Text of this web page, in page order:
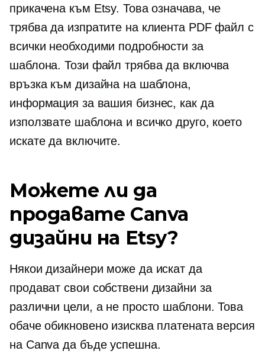
прикачена към Etsy. Това означава, че
трябва да изпратите на клиента PDF файл с
всички необходими подробности за
шаблона. Този файл трябва да включва
връзка към дизайна на шаблона,
информация за вашия бизнес, как да
използвате шаблона и всичко друго, което
искате да включите.
Можете ли да
продавате Canva
дизайни на Etsy?
Някои дизайнери може да искат да
продават свои собствени дизайни за
различни цели, а не просто шаблони. Това
обаче обикновено изисква платената версия
на Canva да бъде успешна.